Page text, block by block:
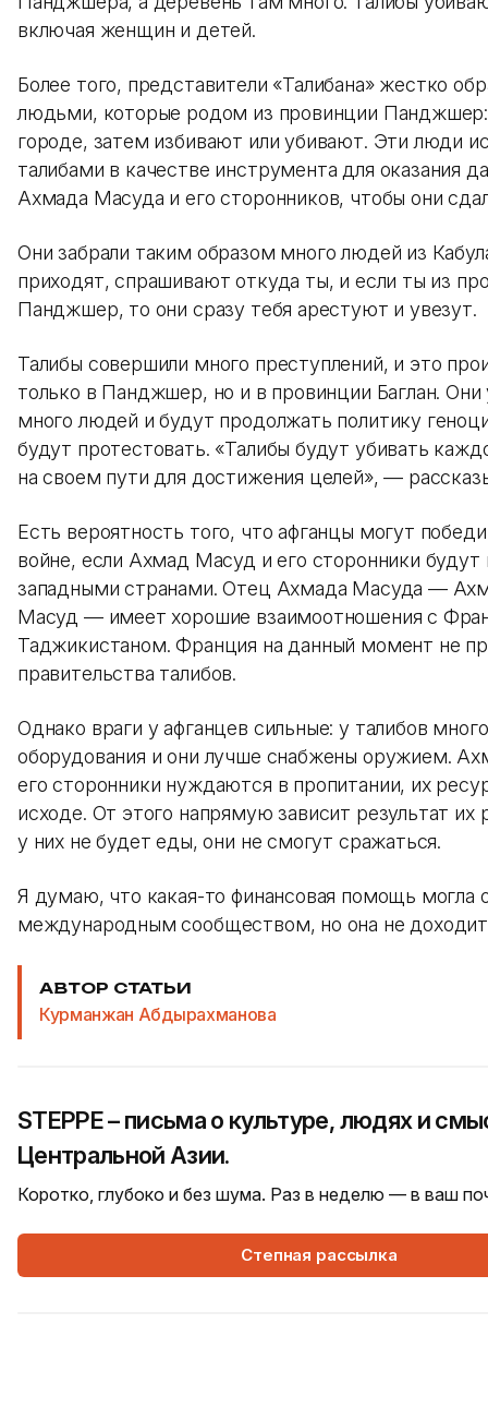
включая женщин и детей.
Более того, представители «Талибана» жестко
людьми, которые родом из провинции Панджшер:
городе, затем избивают или убивают. Эти люди
талибами в качестве инструмента для оказания
Ахмада Масуда и его сторонников, чтобы они
Они забрали таким образом много людей из
приходят, спрашивают откуда ты, и если ты из
Панджшер, то они сразу тебя арестуют и увезут.
Талибы совершили много преступлений, и это
только в Панджшер, но и в провинции Баглан. Они
много людей и будут продолжать политику
будут протестовать. «Талибы будут убивать
на своем пути для достижения целей», —
Есть вероятность того, что афганцы могут
войне, если Ахмад Масуд и его сторонники
западными странами. Отец Ахмада Масуда —
Масуд — имеет хорошие взаимоотношения с
Таджикистаном. Франция на данный момент не
правительства талибов.
Однако враги у афганцев сильные: у талибов много
оборудования и они лучше снабжены оружием.
его сторонники нуждаются в пропитании, их
исходе. От этого напрямую зависит результат
у них не будет еды, они не смогут сражаться.
Я думаю, что какая-то финансовая помощь могла
международным сообществом, но она не
АВТОР СТАТЬИ
Курманжан Абдырахманова
STEPPE – письма о культуре, людях и
Центральной Азии.
Коротко, глубоко и без шума. Раз в неделю — в ваш
Степная рассылка